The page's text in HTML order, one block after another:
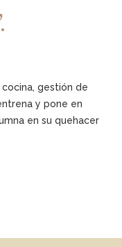
gestión de
y pone en
en su quehacer